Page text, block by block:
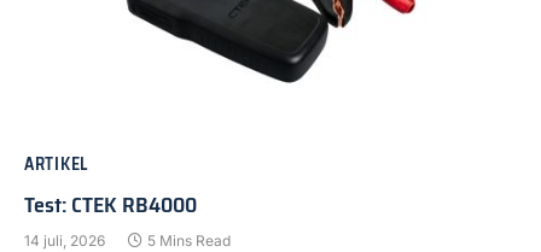
ARTIKEL
Test: CTEK RB4000
14 juli, 2026 5 Mins Read